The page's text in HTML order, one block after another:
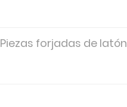
Piezas forjadas de latón